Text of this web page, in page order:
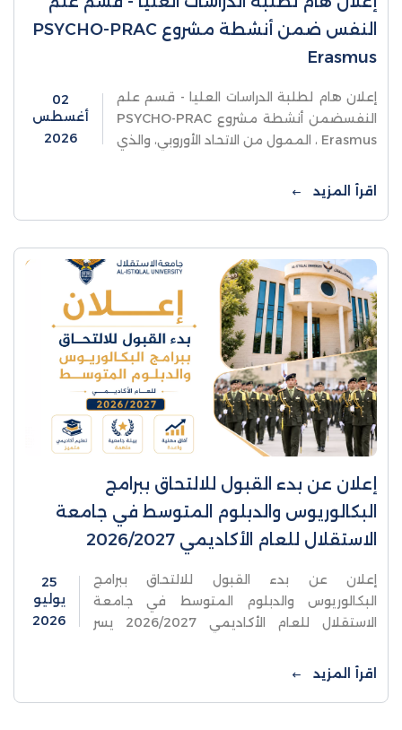
النفس ضمن أنشطة مشروع PSYCHO-PRAC
Erasmus
إعلان هام لطلبة الدراسات العليا - قسم علم
النفسضمن أنشطة مشروع PSYCHO-PRAC
Erasmus ، الممول من الاتحاد الأوروبي، والذي
النفسي بمؤسسات التعليم العالي
الفلسطينية،
02
أغسطس
2026
اقرأ المزيد
إعلان عن بدء القبول للالتحاق ببرامج
البكالوريوس والدبلوم المتوسط في جامعة
الاستقلال للعام الأكاديمي 2026/2027
إعلان عن بدء القبول للالتحاق ببرامج
البكالوريوس والدبلوم المتوسط في جامعة
الاستقلال للعام الأكاديمي 2026/2027 يسر
للالتحاق ببرامج البكالوريوس والدبلوم المتوسط
للعام الأكاديمي 2026/2027،
25
يوليو
2026
اقرأ المزيد